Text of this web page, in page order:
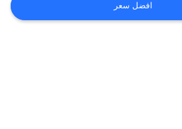
افضل سعر